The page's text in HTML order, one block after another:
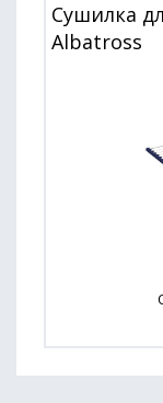
Сушилка
Albatross